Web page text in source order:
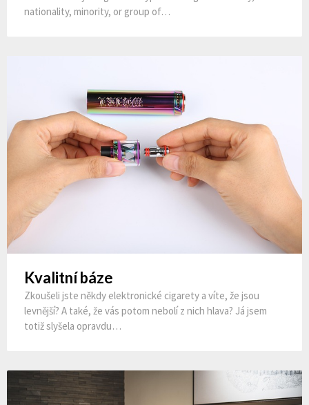
nationality, minority, or group of…
Kvalitní báze
Zkoušeli jste někdy elektronické cigarety a víte, že jsou
levnější? A také, že vás potom nebolí z nich hlava? Já jsem
totiž slyšela opravdu…